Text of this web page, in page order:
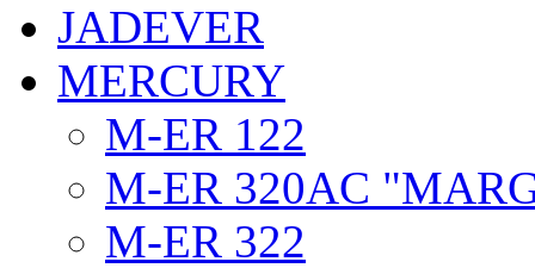
JADEVER
MERCURY
M-ER 122
M-ER 320AC
M-ER 322